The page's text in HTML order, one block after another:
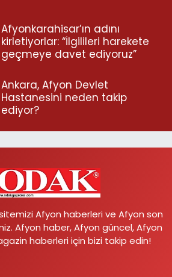
Afyonkarahisar’ın adını
kirletiyorlar: “İlgilileri harekete
geçmeye davet ediyoruz”
Ankara, Afyon Devlet
Hastanesini neden takip
ediyor?
Afyon haberleri ve Afyon son
Afyon haber, Afyon güncel, Afyon
haberleri için bizi takip edin!